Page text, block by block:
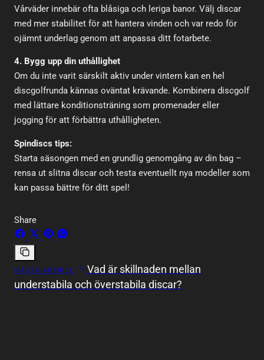
Vårväder innebär ofta blåsiga och leriga banor. Välj discar
med mer stabilitet för att hantera vinden och var redo för
ojämnt underlag genom att anpassa ditt fotarbete.
4. Bygg upp din uthållighet
Om du inte varit särskilt aktiv under vintern kan en hel
discgolfrunda kännas oväntat krävande. Kombinera discgolf
med lättare konditionsträning som promenader eller
jogging för att förbättra uthålligheten.
Spindiscs tips:
Starta säsongen med en grundlig genomgång av din bag –
rensa ut slitna discar och testa eventuellt nya modeller som
kan passa bättre för ditt spel!
Share
Dela
på
Facebook
DelaFäst
Pinterest
Dela
WhatsApp
Kopiera
länken
NÄSTA ARTIKEL
Vad är skillnaden mellan
understabila och överstabila discar?